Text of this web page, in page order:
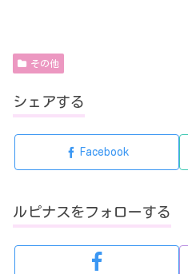
その他
シェアする
Facebook
ルピナスをフォローする